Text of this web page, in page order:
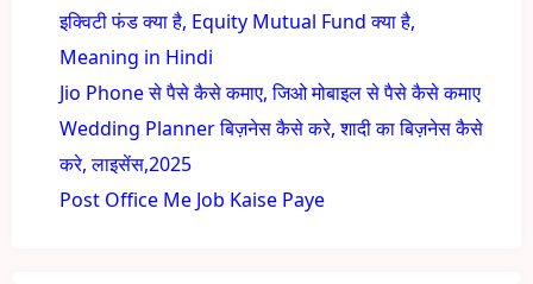
इक्विटी फंड क्या है, Equity Mutual Fund क्या है,
Meaning in Hindi
Jio Phone से पैसे कैसे कमाए, जिओ मोबाइल से पैसे कैसे कमाए
Wedding Planner बिज़नेस कैसे करे, शादी का बिज़नेस कैसे
करे, लाइसेंस,2025
Post Office Me Job Kaise Paye